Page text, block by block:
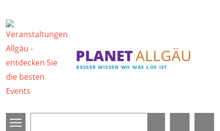
PLANETALLGÄU
BESSER WISSEN WO WAS LOS IST